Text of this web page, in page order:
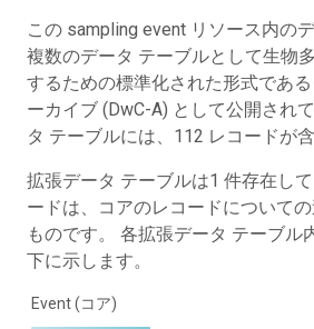
この sampling event リソース内の
複数のデータ テーブルとして生物
するための標準化された形式であ
ーカイブ (DwC-A) として公開され
タ テーブルには、112 レコードが
拡張データ テーブルは1 件存在し
ードは、コアのレコードについて
ものです。 各拡張データ テーブル
下に示します。
Event (コア)